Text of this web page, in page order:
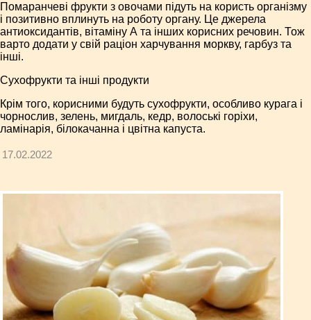
Помаранчеві фрукти з овочами підуть на користь організму
і позитивно вплинуть на роботу органу. Це джерела
антиоксидантів, вітаміну А та інших корисних речовин. Тож
варто додати у свій раціон харчування моркву, гарбуз та
інші.
Сухофрукти та інші продукти
Крім того, корисними будуть сухофрукти, особливо курага і
чорнослив, зелень, мигдаль, кедр, волоські горіхи,
ламінарія, білокачанна і цвітна капуста.
17.02.2022